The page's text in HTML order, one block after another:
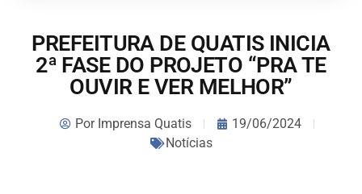
PREFEITURA DE QUATIS INICIA
2ª FASE DO PROJETO “PRA TE
OUVIR E VER MELHOR”
PorImprensa Quatis
19/06/2024
Notícias